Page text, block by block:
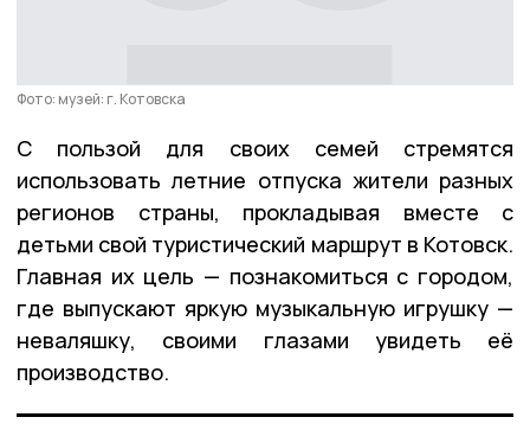
Фото: музей: г. Котовска
С пользой для своих семей стремятся
использовать летние отпуска жители разных
регионов страны, прокладывая вместе с
детьми свой туристический маршрут в Котовск.
Главная их цель — познакомиться с городом,
где выпускают яркую музыкальную игрушку —
неваляшку, своими глазами увидеть её
производство.